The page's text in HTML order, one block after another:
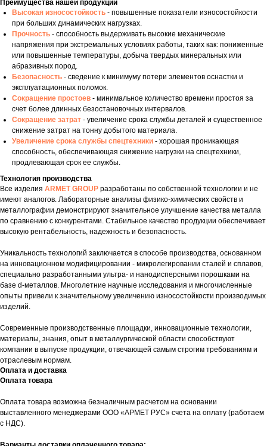
Преимущества нашей продукции
Высокая износостойкость - повышенные показатели износостойкости
при больших динамических нагрузках.
Прочность - способность выдерживать высокие механические
напряжения при экстремальных условиях работы, таких как: пониженные
или повышенные температуры, добыча твердых минеральных или
абразивных пород.
Безопасность - сведение к минимуму потери элементов оснастки и
эксплуатационных поломок.
Сокращение простоев - минимальное количество времени простоя за
счет более длинных безостановочных интервалов.
Сокращение затрат - увеличение срока службы деталей и существенное
снижение затрат на тонну добытого материала.
Увеличение срока службы спецтехники - хорошая проникающая
способность, обеспечивающая снижение нагрузки на спецтехники,
продлевающая срок ее службы.
Технология производства
Все изделия ARMET GROUP разработаны по собственной технологии и не
имеют аналогов. Лабораторные анализы физико-химических свойств и
металлографии демонстрируют значительное улучшение качества металла
по сравнению с конкурентами. Стабильное качество продукции обеспечивает
высокую рентабельность, надежность и безопасность.
Уникальность технологий заключается в способе производства, основанном
на инновационном модифицировании - микролегировании сталей и сплавов,
специально разработанными ультра- и нанодисперсными порошками на
базе d-металлов. Многолетние научные исследования и многочисленные
опыты привели к значительному увеличению износостойкости производимых
изделий.
Современные производственные площадки, инновационные технологии,
материалы, знания, опыт в металлургической области способствуют
компании в выпуске продукции, отвечающей самым строгим требованиям и
отраслевым нормам.
Оплата и доставка
Оплата товара
Оплата товара возможна безналичным расчетом на основании
выставленного менеджерами ООО «АРМЕТ РУС» счета на оплату (работаем
с НДС).